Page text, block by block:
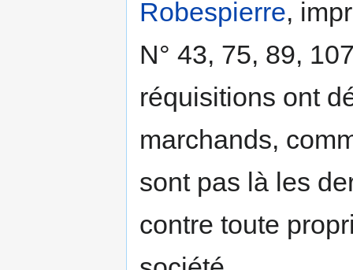
Robespierre,
N° 43, 75, 89,
réquisitions ont
marchands,
sont pas là les
contre toute